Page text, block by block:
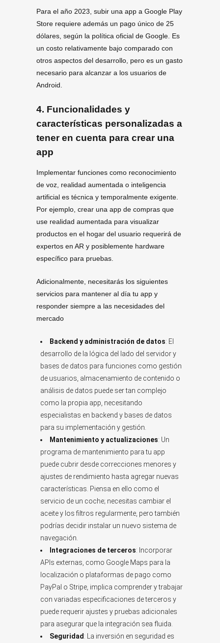
Para el año 2023, subir una app a Google Play
Store requiere además un pago único de 25
dólares, según la política oficial de Google. Es
un costo relativamente bajo comparado con
otros aspectos del desarrollo, pero es un gasto
necesario para alcanzar a los usuarios de
Android.
4. Funcionalidades y
características personalizadas a
tener en cuenta para crear una
app
Implementar funciones como reconocimiento
de voz, realidad aumentada o inteligencia
artificial es técnica y temporalmente exigente.
Por ejemplo, crear una app de compras que
use realidad aumentada para visualizar
productos en el hogar del usuario requerirá de
expertos en AR y posiblemente hardware
específico para pruebas.
Adicionalmente, necesitarás los siguientes
servicios para mantener al día tu app y
responder siempre a las necesidades del
mercado
Backend y administración de datos: El
desarrollo de la lógica del lado del servidor y
bases de datos para funciones como gestión
de usuarios, almacenamiento de contenido o
análisis de datos puede ser tan complejo
como la propia app, necesitando
especialistas en backend y bases de datos
para su implementación y gestión.
Mantenimiento y actualizaciones: Un
programa de mantenimiento para tu app
puede cubrir desde correcciones menores y
ajustes de rendimiento hasta agregar nuevas
características. Piensa en ello como el
servicio de un coche; necesitas cambiar el
aceite y los filtros regularmente, pero también
podrías decidir instalar un nuevo sistema de
navegación.
Integraciones de terceros: Incorporar
APIs externas, como Google Maps para la
localización o plataformas de pago como
PayPal o Stripe, implica comprender y trabajar
con variadas especificaciones de terceros y
puede requerir ajustes y pruebas adicionales
para asegurar que la integración sea fluida.
Seguridad: La inversión en seguridad es